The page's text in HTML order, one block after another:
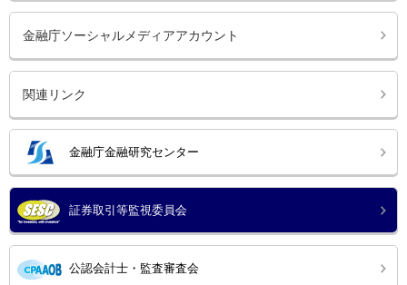
金融庁ソーシャルメディアアカウント
関連リンク
金融庁金融研究センター
証券取引等監視委員会
公認会計士・監査審査会